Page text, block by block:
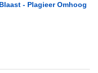
- Plagieer Omhoog